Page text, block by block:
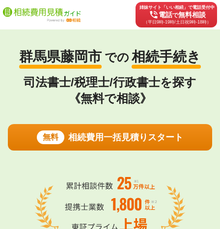
姉妹サイト「いい相続」で電話受付中
phone_in_talk電話で無料相談
（平日9時-19時/土日祝9時-18時）
群馬県藤岡市 での 相続手続き
司法書士/税理士/行政書士を探す
《無料で相談》
無料 相続費用一括見積りスタート